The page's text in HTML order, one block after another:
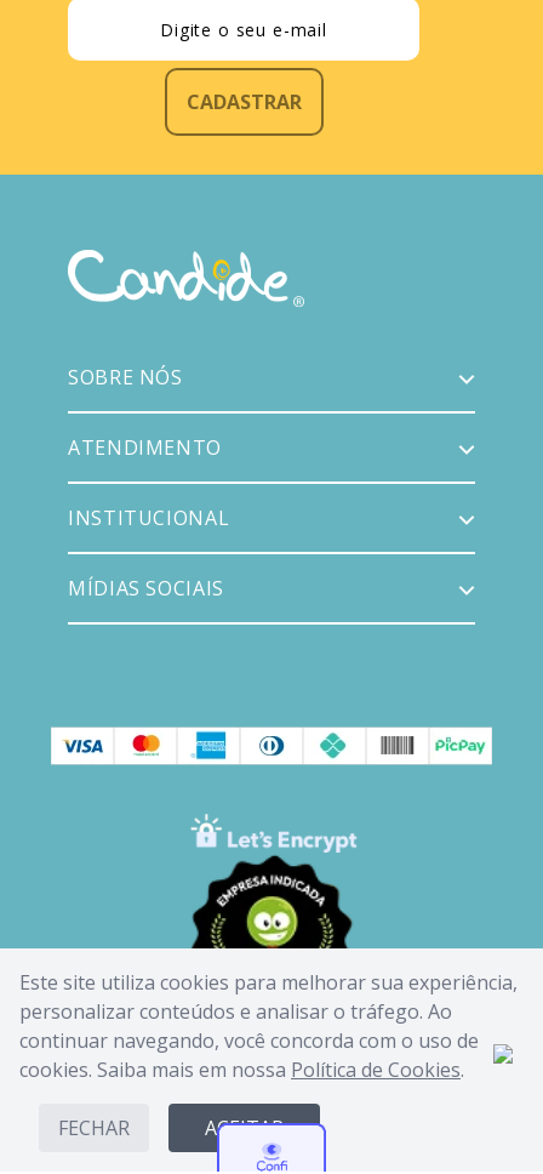
Este site utiliza cookies para melhorar sua experiência,
personalizar conteúdos e analisar o tráfego. Ao
continuar navegando, você concorda com o uso de
cookies. Saiba mais em nossa Política de Cookies.
FECHAR ACEITAR
CADASTRAR
SOBRE NÓS
ATENDIMENTO
INSTITUCIONAL
MÍDIAS SOCIAIS